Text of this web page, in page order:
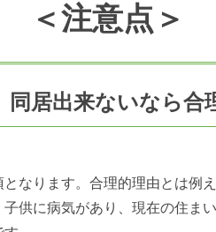
＜注意点＞
居出来ないなら合
なります。合理的理由とは例
供に病気があり、現在の住ま